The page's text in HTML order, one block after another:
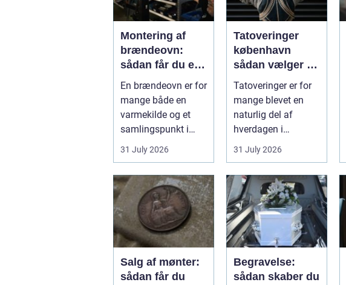
Montering af
brændeovn:
sådan får du et
sikkert og smukt
resultat
En brændeovn er for
mange både en
varmekilde og et
samlingspunkt i
hjemmet.
Flammerne gi...
31 July 2026
Tatoveringer
københavn
sådan vælger du
det rigtige
Tatoveringer er for
mange blevet en
naturlig del af
hverdagen i
København. Byen er
fyldt med dygtige...
31 July 2026
Salg af mønter:
sådan får du
Begravelse:
sådan skaber du